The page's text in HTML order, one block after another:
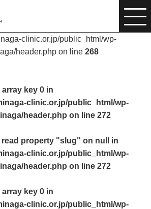
clinic.or.jp/public_html/wp-
header.php on line 268
key 0 in
clinic.or.jp/public_html/wp-
header.php on line 272
read property "slug" on null in
clinic.or.jp/public_html/wp-
header.php on line 272
key 0 in
clinic.or.jp/public_html/wp-